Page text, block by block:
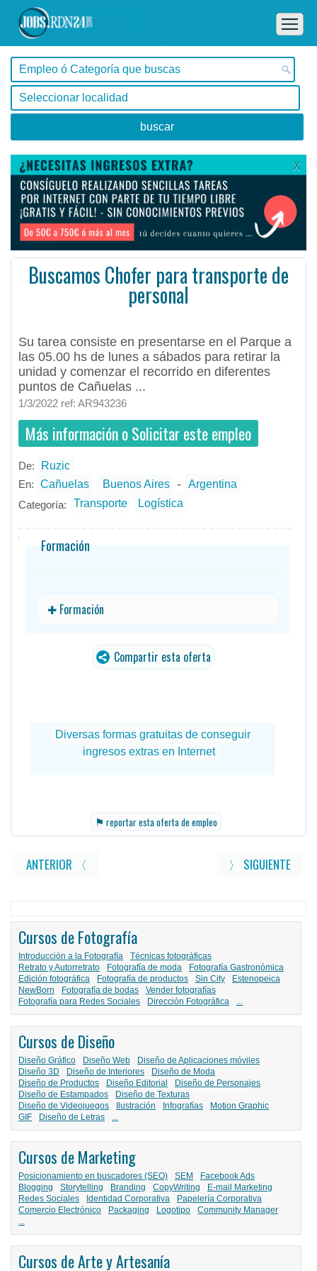
X
Buscamos Chofer para transporte de
personal
Su tarea consiste en presentarse en el Parque a
las 05.00 hs de lunes a sábados para retirar la
unidad y comenzar el recorrido en diferentes
puntos de Cañuelas ...
1/3/2022 ref: AR943236
Más información o Solicitar este empleo
De: Ruzic
En: Cañuelas Buenos Aires - Argentina
Categoría:
Transporte Logística
Formación
✚ Formación
Compartir esta oferta
⚑ reportar esta oferta de empleo
ANTERIOR 〈 〉 SIGUIENTE
Cursos de Fotografía
Introducción a la Fotografía
Técnicas fotográficas
Retrato y Autorretrato
Fotografía de moda
Fotografía Gastronómica
Edición fotográfica
Fotografía de productos Sin City
Estenopeica
NewBorn
Fotografía de bodas
Vender fotografías
Fotografía para Redes Sociales
Dirección Fotográfica ...
Cursos de Diseño
Diseño Gráfico Diseño Web
Diseño de Aplicaciones móviles
Diseño 3D
Diseño de Interiores
Diseño de Moda
Diseño de Productos
Diseño Editorial
Diseño de Personajes
Diseño de Estampados
Diseño de Texturas
Diseño de Videojuegos
Ilustración Infografías
Motion Graphic
GIF
Diseño de Letras ...
Cursos de Marketing
Posicionamiento en buscadores (SEO) SEM
Facebook Ads
Blogging
Storytelling Branding CopyWriting
E-mail Marketing
Redes Sociales
Identidad Corporativa
Papelería Corporativa
Comercio Electrónico
Packaging Logotipo
Community Manager
...
Cursos de Arte y Artesanía